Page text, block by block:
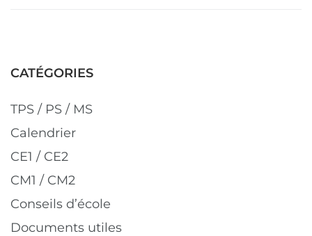
CATÉGORIES
TPS / PS / MS
Calendrier
CE1 / CE2
CM1 / CM2
Conseils d’école
Documents utiles